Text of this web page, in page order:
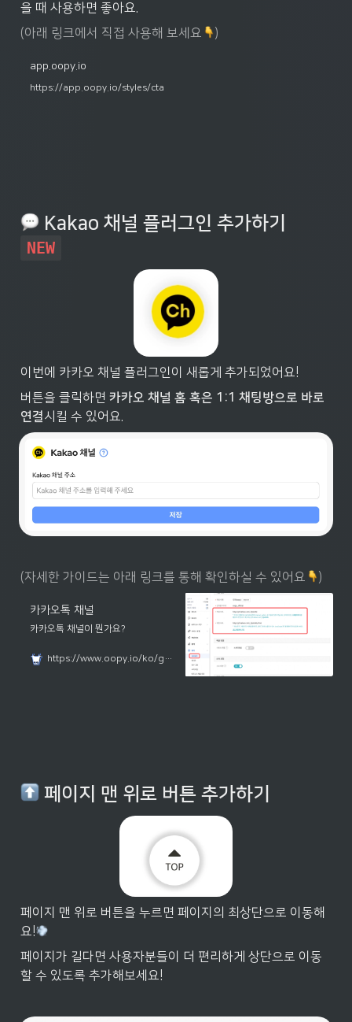
을 때 사용하면 좋아요.
(아래 링크에서 직접 사용해 보세요
)
app.oopy.io
https://app.oopy.io/styles/cta
NEW
이번에 카카오 채널 플러그인이 새롭게 추가되었어요!
버튼을 클릭하면 카카오 채널 홈 혹은 1:1 채팅방으로 바로
연결시킬 수 있어요.
(자세한 가이드는 아래 링크를 통해 확인하실 수 있어요 )
카카오톡 채널
카카오톡 채널이 뭔가요?
https://www.oopy.io/ko/guides/plugins/kakaotalk-channel
페이지 맨 위로 버튼 추가하기
페이지 맨 위로 버튼을 누르면 페이지의 최상단으로 이동해
요!
페이지가 길다면 사용자분들이 더 편리하게 상단으로 이동
할 수 있도록 추가해보세요!